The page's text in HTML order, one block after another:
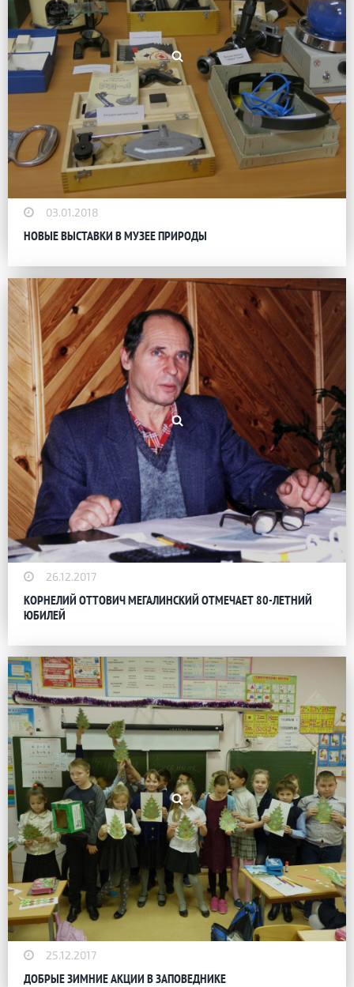
03.01.2018
НОВЫЕ ВЫСТАВКИ В МУЗЕЕ ПРИРОДЫ
26.12.2017
КОРНЕЛИЙ ОТТОВИЧ МЕГАЛИНСКИЙ ОТМЕЧАЕТ 80-ЛЕТНИЙ
ЮБИЛЕЙ
25.12.2017
ДОБРЫЕ ЗИМНИЕ АКЦИИ В ЗАПОВЕДНИКЕ